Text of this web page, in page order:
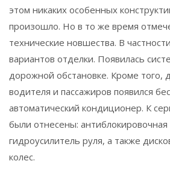
этом никаких особенных
произошло. Но в то же время
технические новшества. В
вариантов отделки. Появилась
дорожной обстановке. Кроме того,
водителя и пассажиров появился
автоматический кондиционер. К
были отнесены: антиблокировочная
гидроусилитель руля, а также
колес.